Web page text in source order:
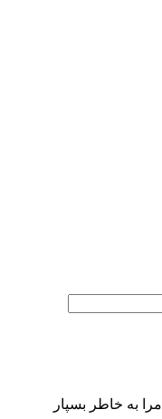
مرا به خاطر بسپار